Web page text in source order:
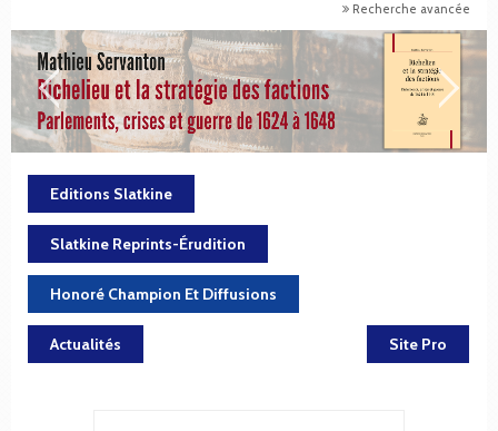
Recherche avancée
Editions Slatkine
Slatkine Reprints-Érudition
Honoré Champion Et Diffusions
Actualités Site Pro